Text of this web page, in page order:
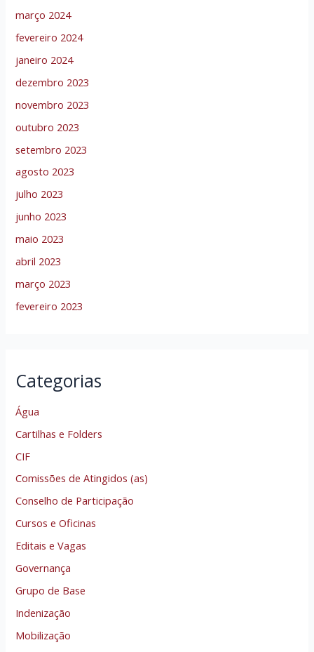
março 2024
fevereiro 2024
janeiro 2024
dezembro 2023
novembro 2023
outubro 2023
setembro 2023
agosto 2023
julho 2023
junho 2023
maio 2023
abril 2023
março 2023
fevereiro 2023
Categorias
Água
Cartilhas e Folders
CIF
Comissões de Atingidos (as)
Conselho de Participação
Cursos e Oficinas
Editais e Vagas
Governança
Grupo de Base
Indenização
Mobilização